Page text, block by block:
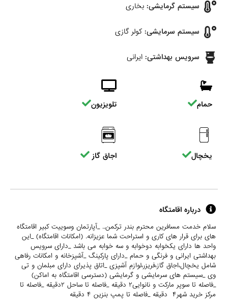
سیستم گرمایشی: بخاری
سیستم سرمایشی: کولر گازی
سرویس بهداشتی: ایرانی
حمام تلویزیون
یخچال اجاق گاز
درباره اقامتگاه
سلام خدمت مسافرین محترم بندر ترکمن.. _آپارتمان وسوییت کبیر اقامتگاه
های برای قرار های کاری و استراحت شما عزیزانه. (امکانات اقامتگاه) _این
واحد ها دارای یکخوابه دوخوابه و سه خوابه می باشد _دارای سرویس
بهداشتی ایرانی و فرنگی و حمام _دارای پارکینگ _آشپزخانه و امکانات رفاهی
شامل یخچال،اجاق گاز،فریزر،لوازم آشپزی _اتاق پذیرای دارای مبلمان و تی
وی _سیستم های سرمایشی و گرمایشی (دسترسی اقامتگاه به اماکن)
_فاصله تا سوپر مارکت و نانوایی۲ دقیقه _فاصله تا ساحل ۲دقیقه _فاصله تا
مرکز خرید شهر۴ دقیقه _فاصله تا پمپ بنزین ۴ دقیقه